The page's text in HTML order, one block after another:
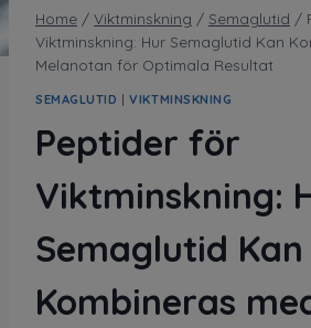
Home / Viktminskning / Semaglutid /
Viktminskning: Hur Semaglutid Kan
Melanotan för Optimala Resultat
SEMAGLUTID |VIKTMINSKNING
Peptider för
Viktminskning:
Semaglutid Kan
Kombineras